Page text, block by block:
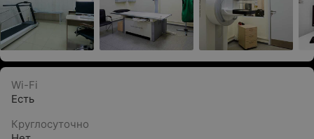
Wi-Fi
Есть
Круглосуточно